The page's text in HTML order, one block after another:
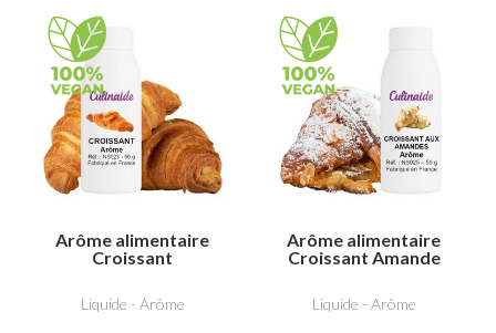
Arôme alimentaire
Croissant
Liquide - Arôme
Arôme alimentaire
Croissant Amande
Liquide - Arôme